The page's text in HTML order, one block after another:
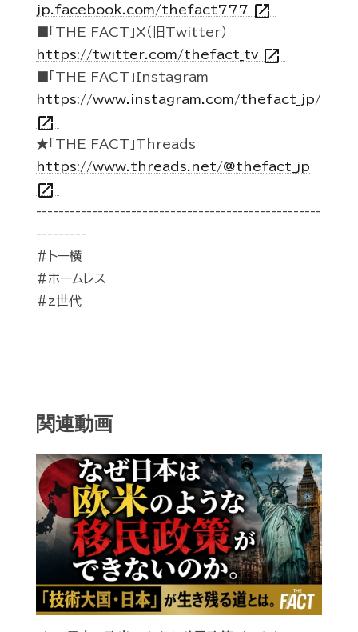
jp.facebook.com/thefact777 open_in_new
■「THE FACT」X（旧Twitter）
https://twitter.com/thefact_tv open_in_new
■「THE FACT」Instagram
https://www.instagram.com/thefact_jp/
open_in_new
★「THE FACT」Threads
https://www.threads.net/@thefact_jp
open_in_new
---------------------------------------------------
---------
#トー横
#ホームレス
#z世代
関連動画